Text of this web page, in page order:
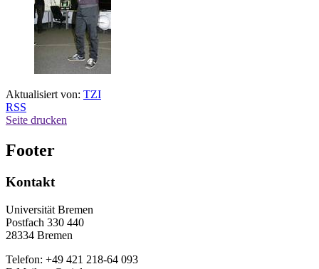
Aktualisiert von: TZI
RSS
Seite drucken
Footer
Kontakt
Universität Bremen
Postfach 330 440
28334 Bremen
Telefon: +49 421 218-64 093